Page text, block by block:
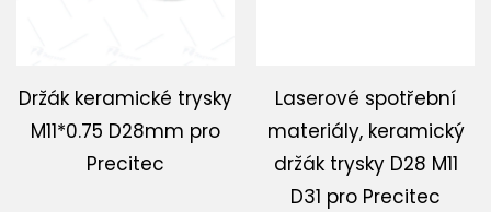
Držák keramické trysky
M11*0.75 D28mm pro
Precitec
Laserové spotřební
materiály, keramický
držák trysky D28 M11
D31 pro Precitec